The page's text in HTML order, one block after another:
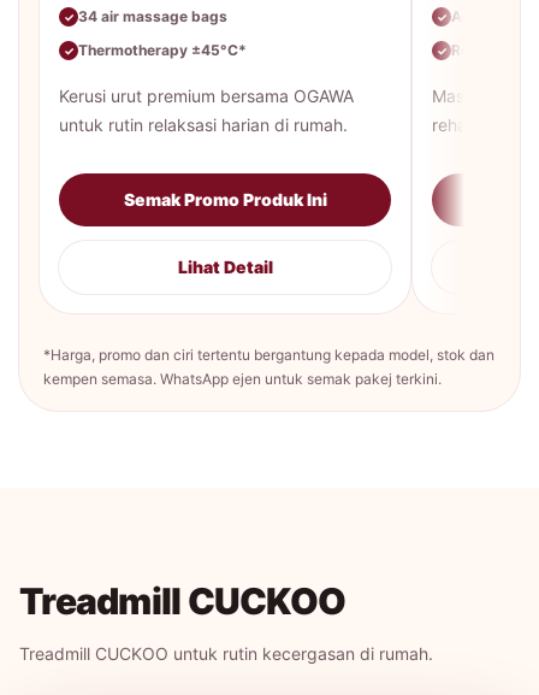
✓ 34 air massage bags
✓ Thermotherapy ±45°C*
Kerusi urut premium bersama OGAWA
untuk rutin relaksasi harian di rumah.
Semak Promo Produk Ini
Lihat Detail
✓ Auto
✓ Rekaan
Massage
rehat harian
*Harga, promo dan ciri tertentu bergantung kepada model, stok dan
kempen semasa. WhatsApp ejen untuk semak pakej terkini.
Treadmill CUCKOO
Treadmill CUCKOO untuk rutin kecergasan di rumah.